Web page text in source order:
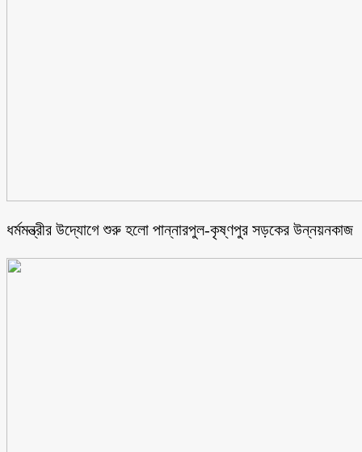
ধর্মমন্ত্রীর উদ্যোগে শুরু হলো পান্নারপুল-কৃষ্ণপুর সড়কের উন্নয়নকাজ